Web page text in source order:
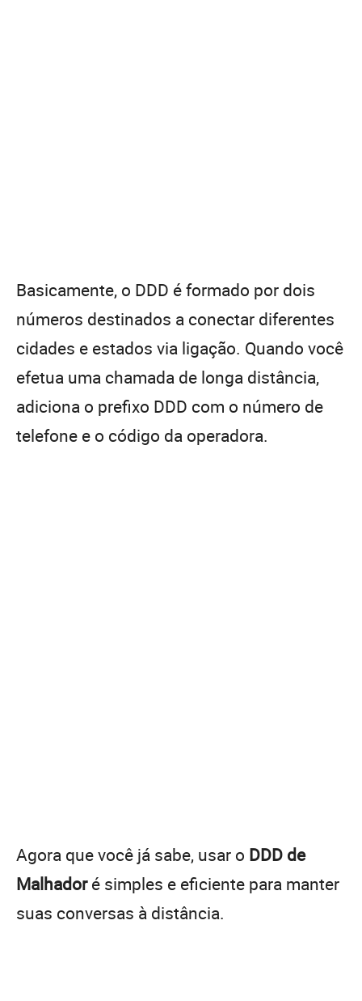
Basicamente, o DDD é formado por dois
números destinados a conectar diferentes
cidades e estados via ligação. Quando você
efetua uma chamada de longa distância,
adiciona o prefixo DDD com o número de
telefone e o código da operadora.
Agora que você já sabe, usar o DDD de
Malhadoré simples e eficiente para manter
suas conversas à distância.